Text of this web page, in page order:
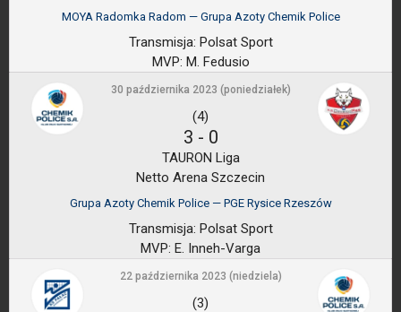
MOYA Radomka Radom — Grupa Azoty Chemik Police
Transmisja: Polsat Sport
MVP: M. Fedusio
30 października 2023 (poniedziałek)
(4)
3 - 0
TAURON Liga
Netto Arena Szczecin
Grupa Azoty Chemik Police — PGE Rysice Rzeszów
Transmisja: Polsat Sport
MVP: E. Inneh-Varga
22 października 2023 (niedziela)
(3)